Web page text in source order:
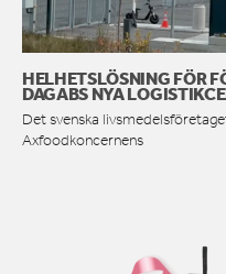
HELHETSLÖSNING FÖR
DAGABS NYA
Det svenska
Axfoodkoncernens